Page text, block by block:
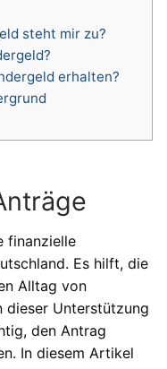
steht mir zu?
erhalten?
finanzielle
Es hilft, die
Alltag von
dieser Unterstützung
den Antrag
In diesem Artikel